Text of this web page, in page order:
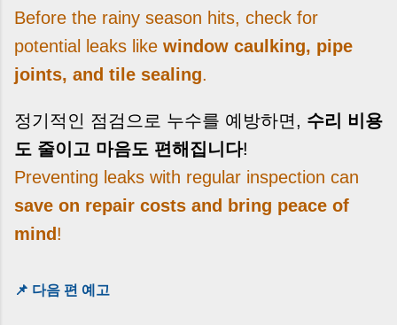
Before the rainy season hits, check for
potential leaks like window caulking, pipe
joints, and tile sealing.
정기적인 점검으로 누수를 예방하면, 수리 비용
도 줄이고 마음도 편해집니다!
Preventing leaks with regular inspection can
save on repair costs and bring peace of
mind!
📌 다음 편 예고